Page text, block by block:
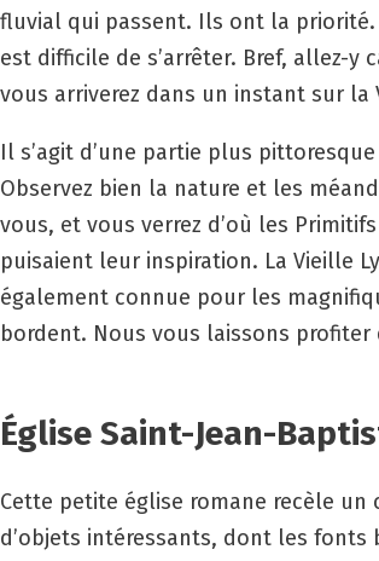
fluvial qui passent. Ils ont la
est difficile de s’arrêter. Bref, allez-y
vous arriverez dans un instant sur la
Il s’agit d’une partie plus
Observez bien la nature et les
vous, et vous verrez d’où les
puisaient leur inspiration. La Vieille
également connue pour les
bordent. Nous vous laissons profiter
Église Saint-Jean-
Cette petite église romane recèle un
d’objets intéressants, dont les fonts